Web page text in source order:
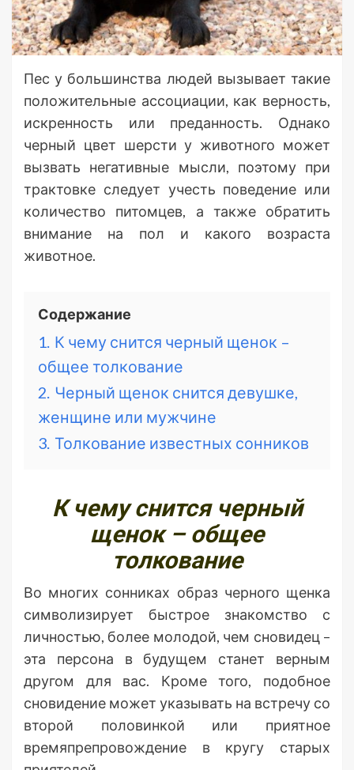
Пес у большинства людей вызывает такие
положительные ассоциации, как верность,
искренность или преданность. Однако
черный цвет шерсти у животного может
вызвать негативные мысли, поэтому при
трактовке следует учесть поведение или
количество питомцев, а также обратить
внимание на пол и какого возраста
животное.
Содержание
1. К чему снится черный щенок –
общее толкование
2. Черный щенок снится девушке,
женщине или мужчине
3. Толкование известных сонников
К чему снится черный
щенок – общее
толкование
Во многих сонниках образ черного щенка
символизирует быстрое знакомство с
личностью, более молодой, чем сновидец –
эта персона в будущем станет верным
другом для вас. Кроме того, подобное
сновидение может указывать на встречу со
второй половинкой или приятное
времяпрепровождение в кругу старых